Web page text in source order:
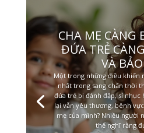
CHA MẸ CÀNG
ĐỨA TRẺ
VÀ
Một trong những điều khiến
nhất trong sang chấn thời
đứa trẻ bị đánh đập, sỉ nhục
lại vẫn yêu thương, bênh
mẹ của mình? Nhiều người
thể nghĩ rằng